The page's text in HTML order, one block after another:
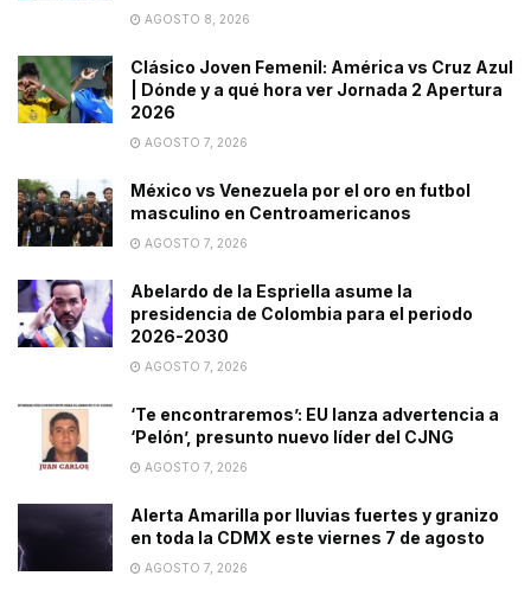
AGOSTO 8, 2026
Clásico Joven Femenil: América vs Cruz Azul
| Dónde y a qué hora ver Jornada 2 Apertura
2026
AGOSTO 7, 2026
México vs Venezuela por el oro en futbol
masculino en Centroamericanos
AGOSTO 7, 2026
Abelardo de la Espriella asume la
presidencia de Colombia para el periodo
2026-2030
AGOSTO 7, 2026
‘Te encontraremos’: EU lanza advertencia a
‘Pelón’, presunto nuevo líder del CJNG
AGOSTO 7, 2026
Alerta Amarilla por lluvias fuertes y granizo
en toda la CDMX este viernes 7 de agosto
AGOSTO 7, 2026